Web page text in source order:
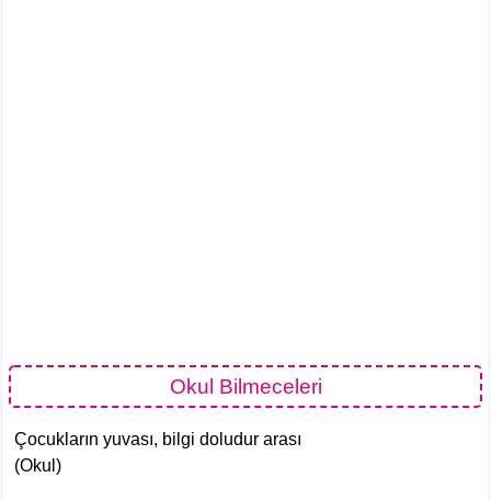
Okul Bilmeceleri
Çocukların yuvası, bilgi doludur arası
(Okul)